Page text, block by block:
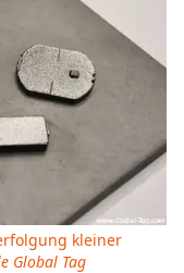
kleiner
Global Tag